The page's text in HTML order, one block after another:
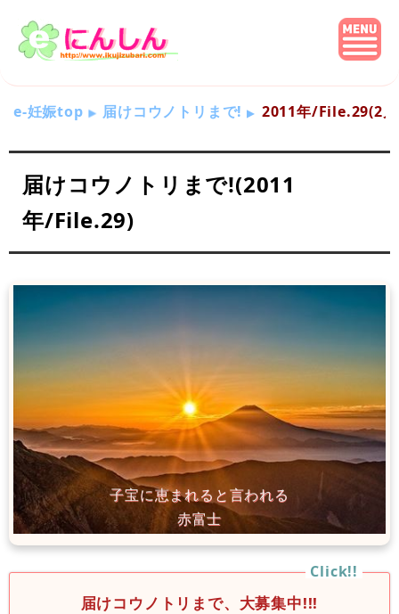
e-妊娠top 届けコウノトリまで! 2011年/File.29(2
届けコウノトリまで!(2011
年/File.29)
届けコウノトリまで、大募集中!!!